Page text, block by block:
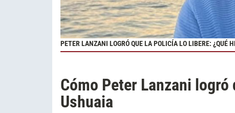
PETER LANZANI LOGRÓ QUE LA POLICÍA LO LIBERE: ¿QUÉ
Cómo Peter Lanzani
Ushuaia